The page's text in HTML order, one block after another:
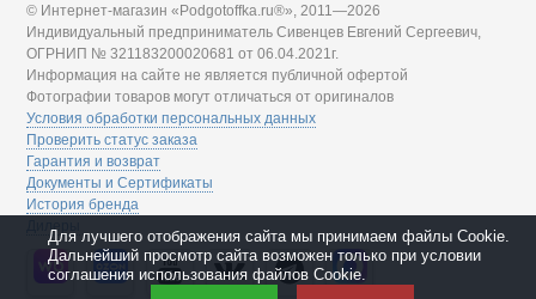
© Интернет-магазин «Podgotoffka.ru®», 2011—2026
Индивидуальный предприниматель Сивенцев Евгений Сергеевич,
ОГРНИП № 321183200020681 от 06.04.2021г.
Информация на сайте не является публичной офертой
Фотографии товаров могут отличаться от оригиналов
Условия обработки персональных данных
Проверить статус заказа
Гарантия и возврат
Документы и Сертификаты
История бренда
Для лучшего отображения сайта мы принимаем файлы Cookie.
Дальнейший просмотр сайта возможен только при условии
соглашения использования файлов Cookie.